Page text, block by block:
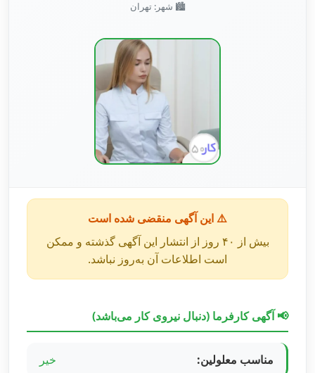
🏙️ شهر: تهران
⚠️ این آگهی منقضی شده است
بیش از ۴۰ روز از انتشار این آگهی گذشته و ممکن
است اطلاعات آن به‌روز نباشد.
📢 آگهی کارفرما (دنبال نیروی کار می‌باشد)
مناسب معلولین: خیر